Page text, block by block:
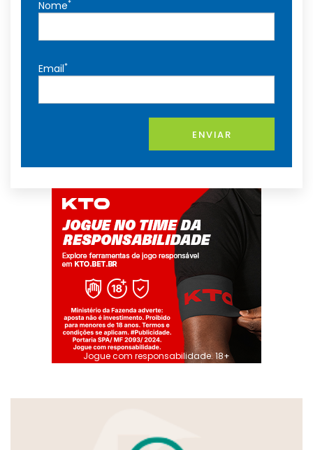
Nome*
Email*
ENVIAR
Jogue com responsabilidade. 18+